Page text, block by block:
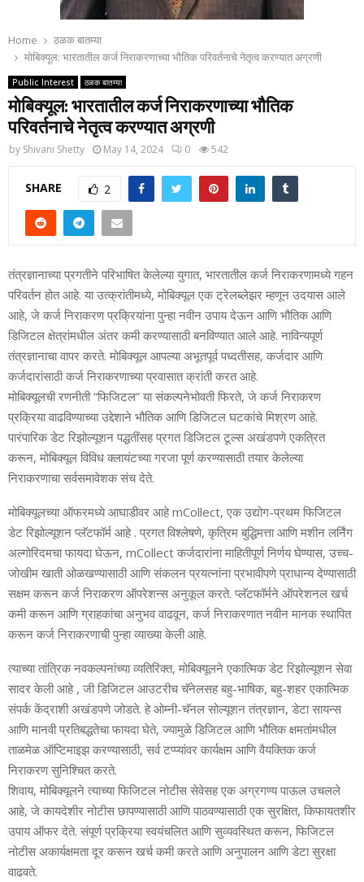
Home
ठळक बातम्या
मोबिक्यूल: भारतातील कर्ज निराकरणाच्या भौतिक परिवर्तनाचे नेतृत्व करण्यात अग्रणी
Public Interest ठळक बातम्या
मोबिक्यूल: भारतातील कर्ज निराकरणाच्या भौतिक
परिवर्तनाचे नेतृत्व करण्यात अग्रणी
by Shivani Shetty May 14, 2024 0 542
SHARE 2
तंत्रज्ञानाच्या प्रगतीने परिभाषित केलेल्या युगात, भारतातील कर्ज निराकरणामध्ये गहन
परिवर्तन होत आहे. या उत्क्रांतीमध्ये, मोबिक्यूल एक ट्रेलब्लेझर म्हणून उदयास आले
आहे, जे कर्ज निराकरण प्रक्रियांना पुन्हा नवीन उपाय देऊन आणि भौतिक आणि
डिजिटल क्षेत्रांमधील अंतर कमी करण्यासाठी बनविण्यात आले आहे. नाविन्यपूर्ण
तंत्रज्ञानाचा वापर करते. मोबिक्यूल आपल्या अभूतपूर्व पध्दतीसह, कर्जदार आणि
कर्जदारांसाठी कर्ज निराकरणाच्या प्रवासात क्रांती करत आहे.
मोबिक्यूलची रणनीती “फिजिटल” या संकल्पनेभोवती फिरते, जे कर्ज निराकरण
प्रक्रिया वाढविण्याच्या उद्देशाने भौतिक आणि डिजिटल घटकांचे मिश्रण आहे.
पारंपारिक डेट रिझोल्यूशन पद्धतींसह प्रगत डिजिटल टूल्स अखंडपणे एकत्रित
करून, मोबिक्यूल विविध क्लायंटच्या गरजा पूर्ण करण्यासाठी तयार केलेल्या
निराकरणाचा सर्वसमावेशक संच देते.
मोबिक्यूलच्या ऑफरमध्ये आघाडीवर आहे mCollect, एक उद्योग-प्रथम फिजिटल
डेट रिझोल्यूशन प्लॅटफॉर्म आहे . प्रगत विश्लेषणे, कृत्रिम बुद्धिमत्ता आणि मशीन लर्निंग
अल्गोरिदमचा फायदा घेऊन, mCollect कर्जदारांना माहितीपूर्ण निर्णय घेण्यास, उच्च-
जोखीम खाती ओळखण्यासाठी आणि संकलन प्रयत्नांना प्रभावीपणे प्राधान्य देण्यासाठी
सक्षम करून कर्ज निराकरण ऑपरेशन्स अनुकूल करते. प्लॅटफॉर्मने ऑपरेशनल खर्च
कमी करून आणि ग्राहकांचा अनुभव वाढवून, कर्ज निराकरणात नवीन मानक स्थापित
करून कर्ज निराकरणाची पुन्हा व्याख्या केली आहे.
त्याच्या तांत्रिक नवकल्पनांच्या व्यतिरिक्त, मोबिक्यूलने एकात्मिक डेट रिझोल्यूशन सेवा
सादर केली आहे , जी डिजिटल आउटरीच चॅनेलसह बहु-भाषिक, बहु-शहर एकात्मिक
संपर्क केंद्राशी अखंडपणे जोडते. हे ओम्नी-चॅनल सोल्यूशन तंत्रज्ञान, डेटा सायन्स
आणि मानवी प्रतिबद्धतेचा फायदा घेते, ज्यामुळे डिजिटल आणि भौतिक क्षमतांमधील
ताळमेळ ऑप्टिमाइझ करण्यासाठी, सर्व टप्प्यांवर कार्यक्षम आणि वैयक्तिक कर्ज
निराकरण सुनिश्चित करते.
शिवाय, मोबिक्यूलने त्याच्या फिजिटल नोटीस सेवेसह एक अग्रगण्य पाऊल उचलले
आहे, जे कायदेशीर नोटीस छापण्यासाठी आणि पाठवण्यासाठी एक सुरक्षित, किफायतशीर
उपाय ऑफर देते. संपूर्ण प्रक्रिया स्वयंचलित आणि सुव्यवस्थित करून, फिजिटल
नोटीस अकार्यक्षमता दूर करून खर्च कमी करते आणि अनुपालन आणि डेटा सुरक्षा
वाढवते.